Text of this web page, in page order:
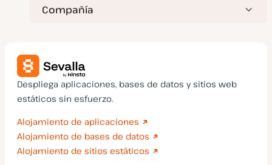
Compañía
Despliega aplicaciones, bases de datos y sitios web
estáticos sin esfuerzo.
Alojamiento de aplicaciones
Alojamiento de bases de datos
Alojamiento de sitios estáticos